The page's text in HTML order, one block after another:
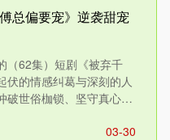
总偏要宠》逆袭甜宠
（62集）短剧《被弃千
伏的情感纠葛与深刻的人
破世俗枷锁、坚守真心的
03-30